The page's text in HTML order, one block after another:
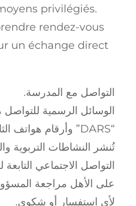
privilégiés.
rendez-vous
un échange direct
.التواصل مع المدرسة
الوسائل الرسمية للتواصل
“
SRAD” وأرقام هواتف
تُنشر النشاطات التربوية
التواصل الاجتماعي التابعة
على الأهل مراجعة
لأي استفسار أو شكوى.